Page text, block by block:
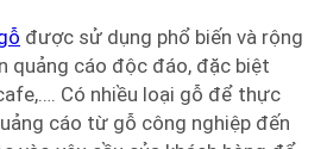
được sử dụng phổ biến và rộng
quảng cáo độc đáo, đặc biệt
Có nhiều loại gỗ để thực
cáo từ gỗ công nghiệp đến